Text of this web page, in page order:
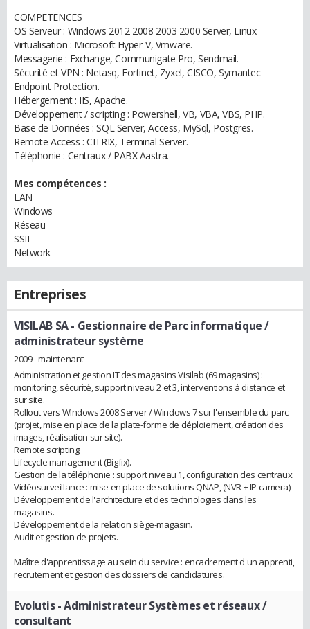
COMPETENCES
OS Serveur : Windows 2012 2008 2003 2000 Server, Linux.
Virtualisation : Microsoft Hyper-V, Vmware.
Messagerie : Exchange, Communigate Pro, Sendmail.
Sécurité et VPN : Netasq, Fortinet, Zyxel, CISCO, Symantec
Endpoint Protection.
Hébergement : IIS, Apache.
Développement / scripting : Powershell, VB, VBA, VBS, PHP.
Base de Données : SQL Server, Access, MySql, Postgres.
Remote Access : CITRIX, Terminal Server.
Téléphonie : Centraux / PABX Aastra.
Mes compétences :
LAN
Windows
Réseau
SSII
Network
Entreprises
VISILAB SA- Gestionnaire de Parc informatique /
administrateur système
2009 - maintenant
Administration et gestion IT des magasins Visilab (69 magasins) :
monitoring, sécurité, support niveau 2 et 3, interventions à distance et
sur site.
Rollout vers Windows 2008 Server / Windows 7 sur l'ensemble du parc
(projet, mise en place de la plate-forme de déploiement, création des
images, réalisation sur site).
Remote scripting.
Lifecycle management (Bigfix).
Gestion de la téléphonie : support niveau 1, configuration des centraux.
Vidéosurveillance : mise en place de solutions QNAP, (NVR + IP camera)
Développement de l'architecture et des technologies dans les
magasins.
Développement de la relation siège-magasin.
Audit et gestion de projets.
Maître d'apprentissage au sein du service : encadrement d'un apprenti,
recrutement et gestion des dossiers de candidatures.
Evolutis- Administrateur Systèmes et réseaux /
consultant